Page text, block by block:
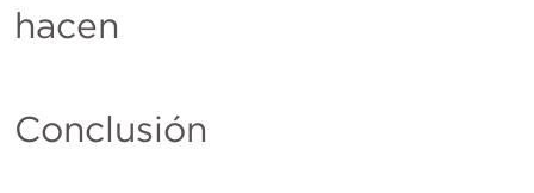
hacen
Conclusión